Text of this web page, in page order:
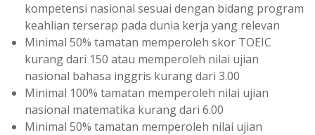
kompetensi nasional sesuai dengan bidang program
keahlian terserap pada dunia kerja yang relevan
Minimal 50% tamatan memperoleh skor TOEIC
kurang dari 150 atau memperoleh nilai ujian
nasional bahasa inggris kurang dari 3.00
Minimal 100% tamatan memperoleh nilai ujian
nasional matematika kurang dari 6.00
Minimal 50% tamatan memperoleh nilai ujian